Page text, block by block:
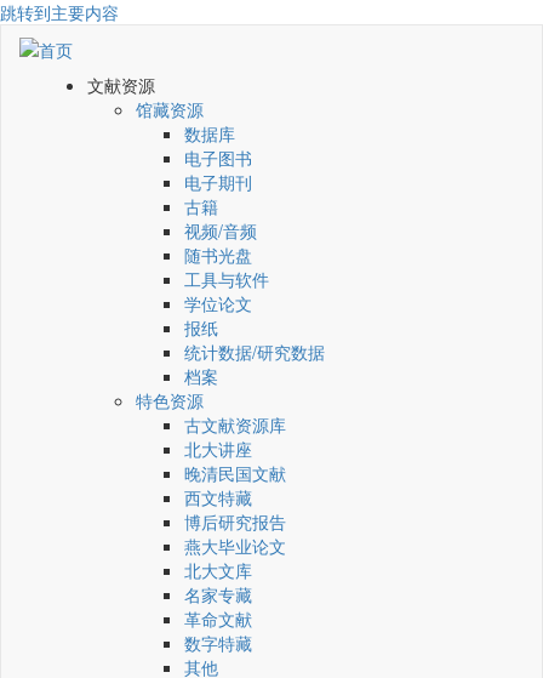
跳转到主要内容
文献资源
馆藏资源
数据库
电子图书
电子期刊
古籍
视频/音频
随书光盘
工具与软件
学位论文
报纸
统计数据/研究数据
档案
特色资源
古文献资源库
北大讲座
晚清民国文献
西文特藏
博后研究报告
燕大毕业论文
北大文库
名家专藏
革命文献
数字特藏
其他